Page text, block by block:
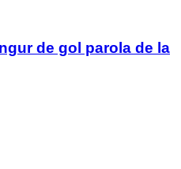
de gol parola de la